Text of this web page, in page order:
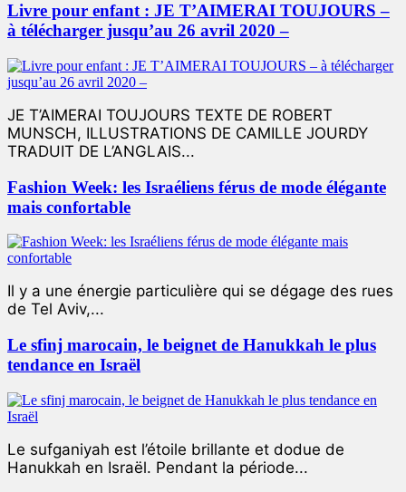
Livre pour enfant : JE T’AIMERAI TOUJOURS –
à télécharger jusqu’au 26 avril 2020 –
JE T’AIMERAI TOUJOURS TEXTE DE ROBERT
MUNSCH, ILLUSTRATIONS DE CAMILLE JOURDY
TRADUIT DE L’ANGLAIS...
Fashion Week: les Israéliens férus de mode élégante
mais confortable
Il y a une énergie particulière qui se dégage des rues
de Tel Aviv,...
Le sfinj marocain, le beignet de Hanukkah le plus
tendance en Israël
Le sufganiyah est l’étoile brillante et dodue de
Hanukkah en Israël. Pendant la période...